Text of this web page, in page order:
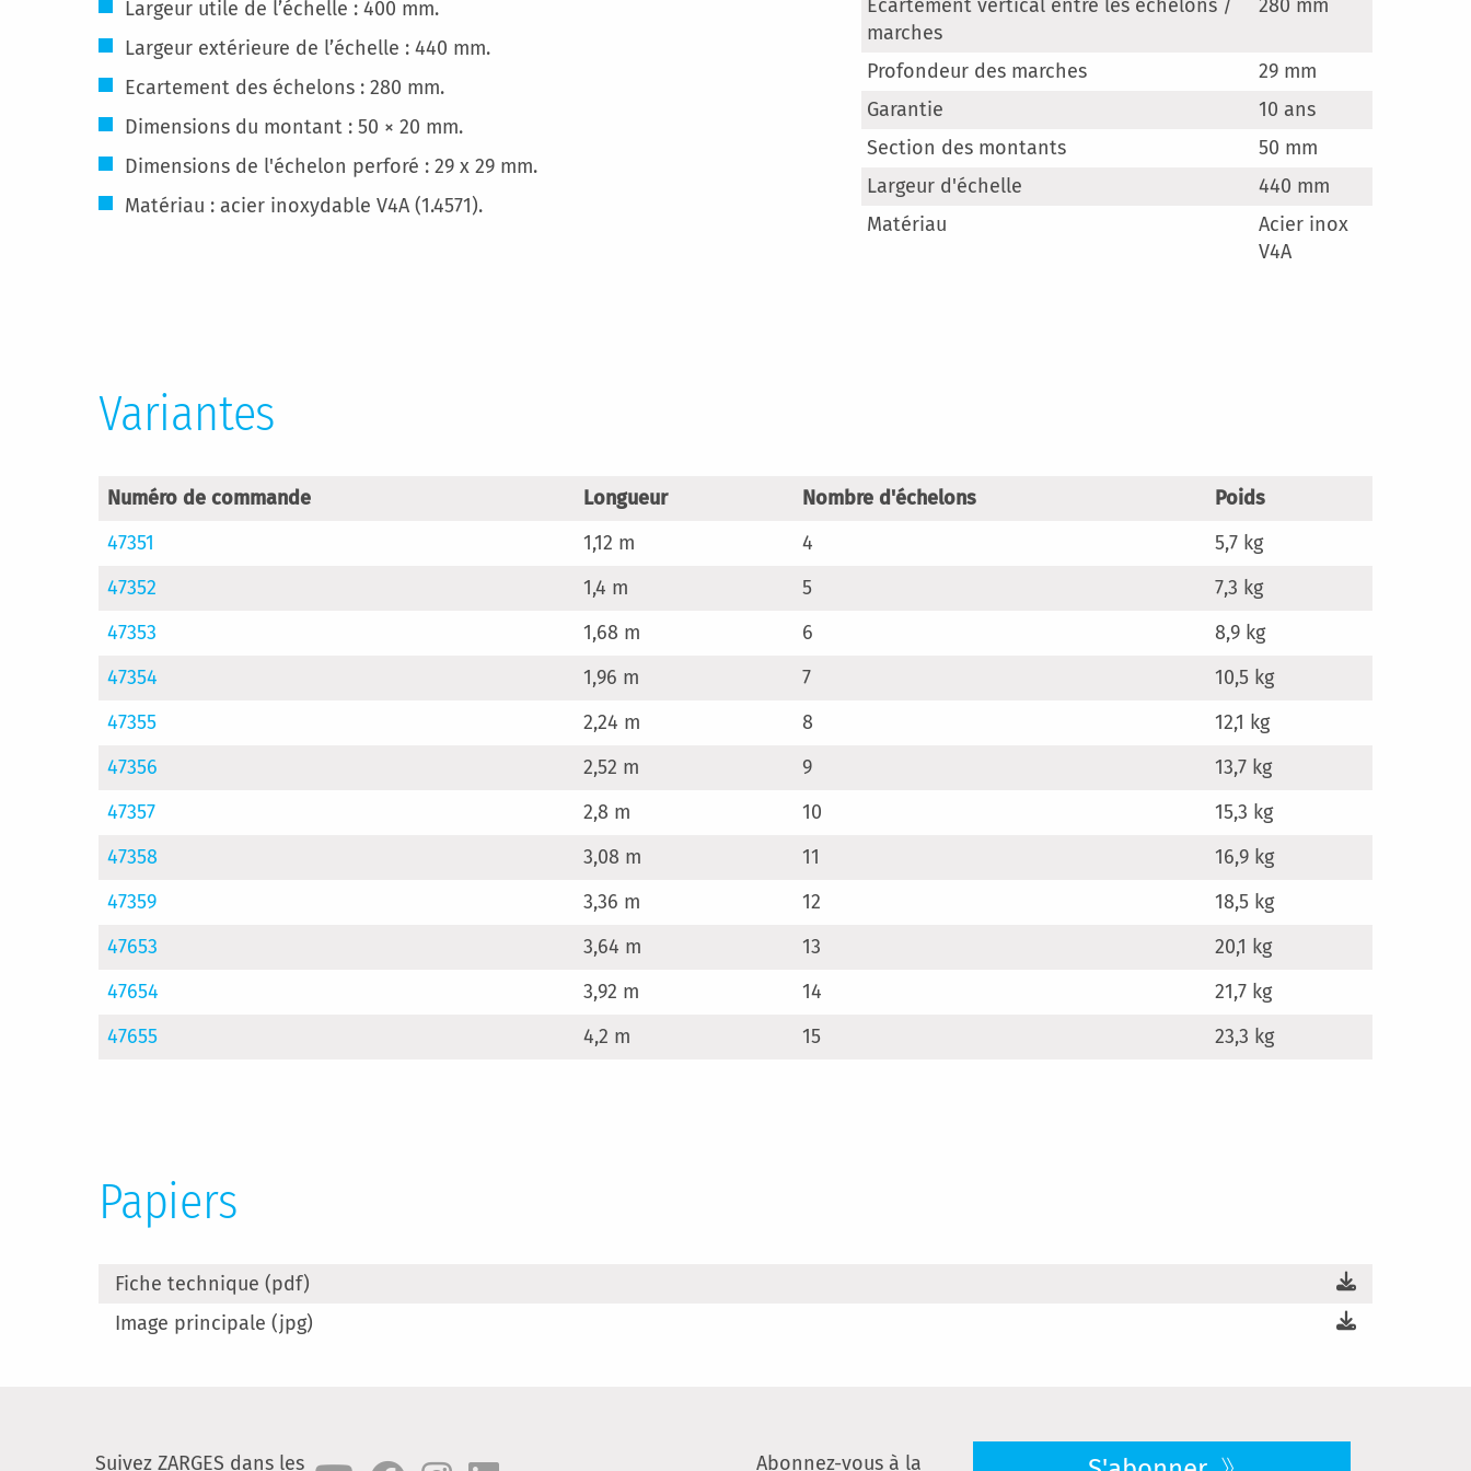
Largeur utile de l’échelle : 400 mm.
Largeur extérieure de l’échelle : 440 mm.
Ecartement des échelons : 280 mm.
Dimensions du montant : 50 × 20 mm.
Dimensions de l'échelon perforé : 29 x 29 mm.
Matériau : acier inoxydable V4A (1.4571).
d’information
Ecartement vertical entre les échelons /
marches
280 mm
Profondeur des marches
29 mm
Garantie
10 ans
Section des montants
50 mm
Largeur d'échelle
440 mm
Matériau
Acier inox
V4A
Variantes
Numéro de commande Longueur Nombre d'échelons
Poids
47351
1,12 m 4
5,7 kg
47352
1,4 m 5
7,3 kg
47353
1,68 m 6
8,9 kg
47354
1,96 m 7
10,5 kg
47355
2,24 m 8
12,1 kg
47356
2,52 m 9
13,7 kg
47357
2,8 m 10
15,3 kg
47358
3,08 m 11
16,9 kg
47359
3,36 m 12
18,5 kg
47653
3,64 m 13
20,1 kg
47654
3,92 m 14
21,7 kg
47655
4,2 m 15 23,3 kg
Papiers
Fiche technique (pdf)
Image principale (jpg)
Suivez ZARGES dans les Abonnez-vous à la